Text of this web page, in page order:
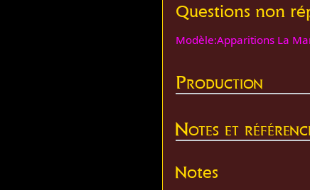
Questions non
Modèle:Apparitions La
Production
Notes et
Notes